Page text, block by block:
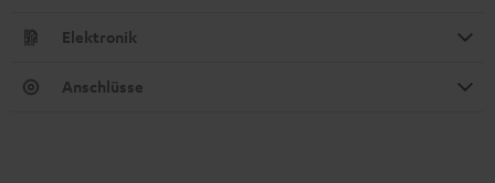
Elektronik
Anschlüsse